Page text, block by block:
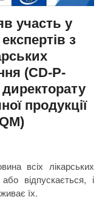
участь у
з
(CD-P-
продукції
всіх лікарських
відпускається, і
їх.